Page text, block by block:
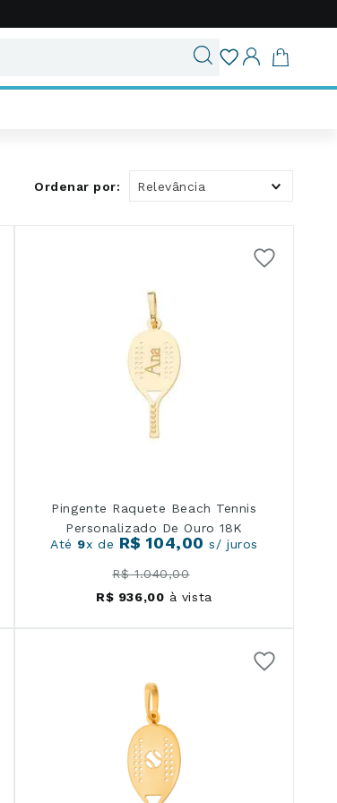
Relevância
Pingente Raquete Beach Tennis
Personalizado De Ouro 18K
Até 9x de R$ 104,00 s/ juros
R$ 1.040,00
R$ 936,00 à vista